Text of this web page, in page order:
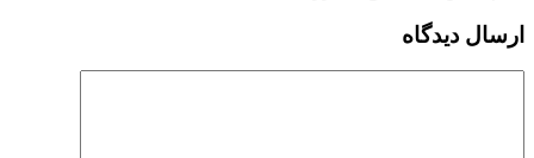
ارسال دیدگاه